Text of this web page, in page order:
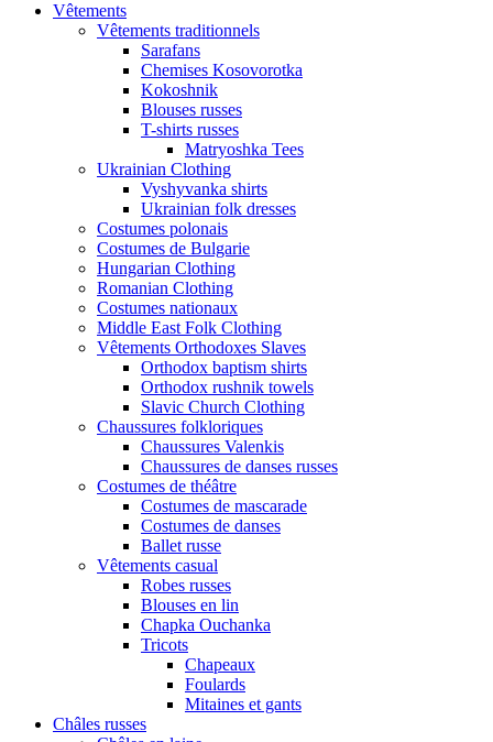
Vêtements
Vêtements traditionnels
Sarafans
Chemises Kosovorotka
Kokoshnik
Blouses russes
T-shirts russes
Matryoshka Tees
Ukrainian Clothing
Vyshyvanka shirts
Ukrainian folk dresses
Costumes polonais
Costumes de Bulgarie
Hungarian Clothing
Romanian Clothing
Costumes nationaux
Middle East Folk Clothing
Vêtements Orthodoxes Slaves
Orthodox baptism shirts
Orthodox rushnik towels
Slavic Church Clothing
Chaussures folkloriques
Chaussures Valenkis
Chaussures de danses russes
Costumes de théâtre
Costumes de mascarade
Costumes de danses
Ballet russe
Vêtements casual
Robes russes
Blouses en lin
Chapka Ouchanka
Tricots
Chapeaux
Foulards
Mitaines et gants
Châles russes